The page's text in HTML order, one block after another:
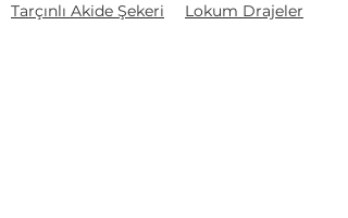
Tarçınlı Akide Şekeri
Lokum Drajeler